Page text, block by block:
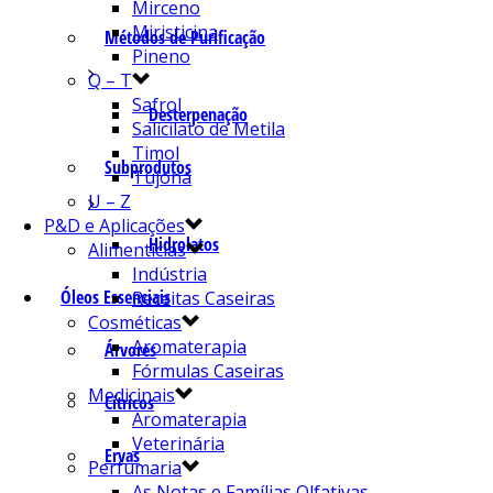
Métodos de Purificação
Desterpenação
Subprodutos
Hidrolatos
Óleos Essenciais
Árvores
Cítricos
Ervas
Mirceno
Miristicina
Pineno
Q – T
Safrol
Salicilato de Metila
Timol
Tujona
U – Z
P&D e Aplicações
Alimentícias
Indústria
Receitas Caseiras
Cosméticas
Aromaterapia
Fórmulas Caseiras
Medicinais
Aromaterapia
Veterinária
Perfumaria